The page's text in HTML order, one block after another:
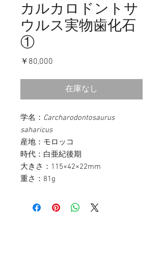
カルカロドントサ
ウルス実物歯化石
①
￥80,000
在庫なし
学名： Carcharodontosaurus
saharicus
産地：モロッコ
時代：白亜紀後期
大きさ：115×42×22mm
重さ：81g